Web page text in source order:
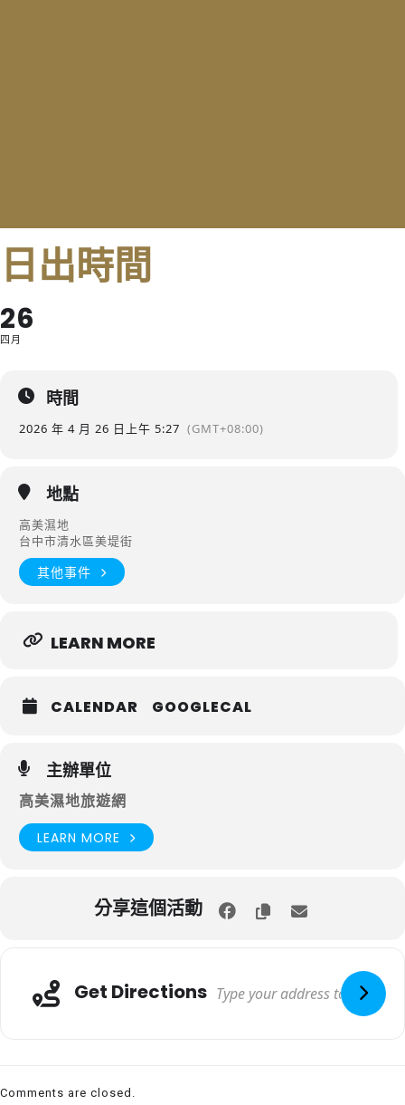
日出時間
26
四月
時間
2026 年 4 月 26 日 上午 5:27 (GMT+08:00)
地點
高美濕地
台中市清水區美堤街
其他事件
LEARN MORE
CALENDAR GOOGLECAL
主辦單位
高美濕地旅遊網
LEARN MORE
分享這個活動
Get Directions
Comments are closed.